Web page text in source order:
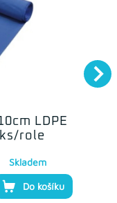
LDPE
role
Skladem
Do košíku